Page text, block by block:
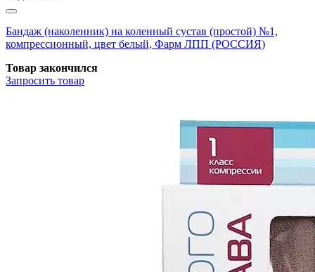
Бандаж (наколенник) на коленный сустав (простой) №1,
компрессионный, цвет белый, Фарм ЛПП (РОССИЯ)
Товар закончился
Запросить товар